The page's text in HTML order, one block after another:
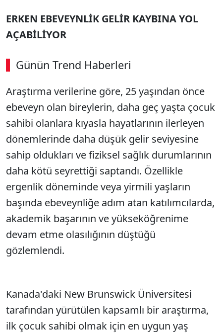
ERKEN EBEVEYNLİK GELİR KAYBINA YOL
AÇABİLİYOR
Günün Trend Haberleri
00:02 / 02:14
Sesi Aç
Araştırma verilerine göre, 25 yaşından önce
ebeveyn olan bireylerin, daha geç yaşta çocuk
sahibi olanlara kıyasla hayatlarının ilerleyen
dönemlerinde daha düşük gelir seviyesine
sahip oldukları ve fiziksel sağlık durumlarının
daha kötü seyrettiği saptandı. Özellikle
ergenlik döneminde veya yirmili yaşların
başında ebeveynliğe adım atan katılımcılarda,
akademik başarının ve yükseköğrenime
devam etme olasılığının düştüğü
gözlemlendi.
Kanada'daki New Brunswick Üniversitesi
tarafından yürütülen kapsamlı bir araştırma,
ilk çocuk sahibi olmak için en uygun yaş